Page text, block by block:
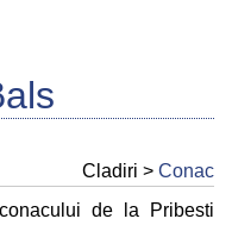
Cladiri > Conac
de la Pribesti